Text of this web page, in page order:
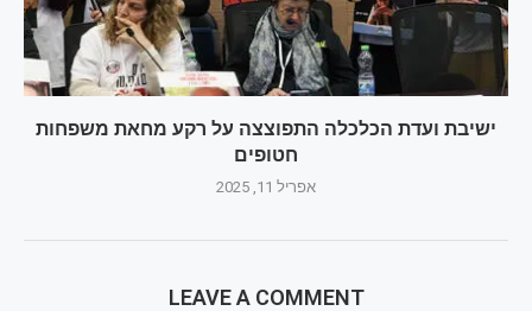
ישיבת ועדת הכלכלה התפוצצה על רקע מחאת משפחות
חטופים
אפריל 11, 2025
LEAVE A COMMENT